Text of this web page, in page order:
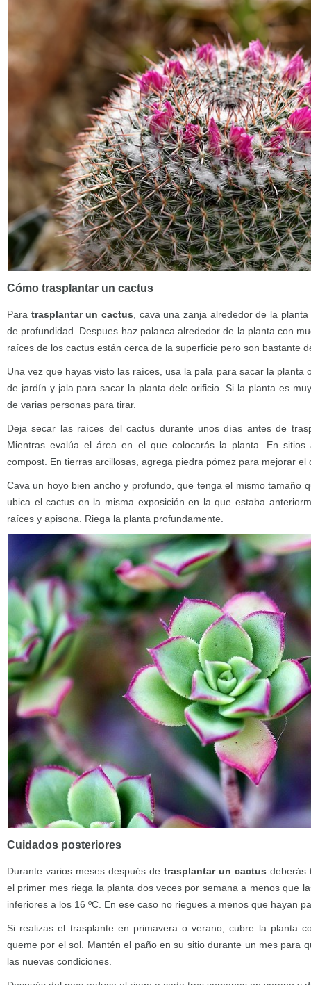
Cómo trasplantar un cactus
Para trasplantar un cactus , cava una zanja alrededor de la
de profundidad. Despues haz palanca alrededor de la planta con
raíces de los cactus están cerca de la superficie pero son bastante
Una vez que hayas visto las raíces, usa la pala para sacar la planta
de jardín y jala para sacar la planta dele orificio. Si la planta es
de varias personas para tirar.
Deja secar las raíces del cactus durante unos días antes de
Mientras evalúa el área en el que colocarás la planta. En
compost. En tierras arcillosas, agrega piedra pómez para mejorar el
Cava un hoyo bien ancho y profundo, que tenga el mismo tamaño
ubica el cactus en la misma exposición en la que estaba
raíces y apisona. Riega la planta profundamente.
Cuidados posteriores
Durante varios meses después de trasplantar un cactus deberás
el primer mes riega la planta dos veces por semana a menos que
inferiores a los 16 ºC. En ese caso no riegues a menos que hayan
Si realizas el trasplante en primavera o verano, cubre la planta
queme por el sol. Mantén el paño en su sitio durante un mes para
las nuevas condiciones.